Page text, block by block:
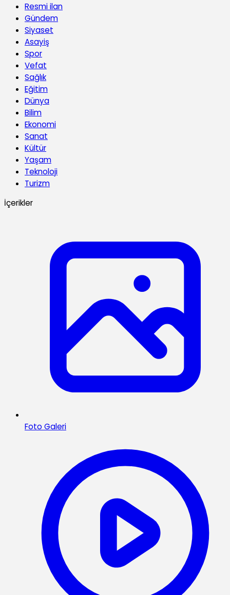
Resmi ilan
Gündem
Siyaset
Asayiş
Spor
Vefat
Sağlık
Eğitim
Dünya
Bilim
Ekonomi
Sanat
Kültür
Yaşam
Teknoloji
Turizm
İçerikler
Foto Galeri